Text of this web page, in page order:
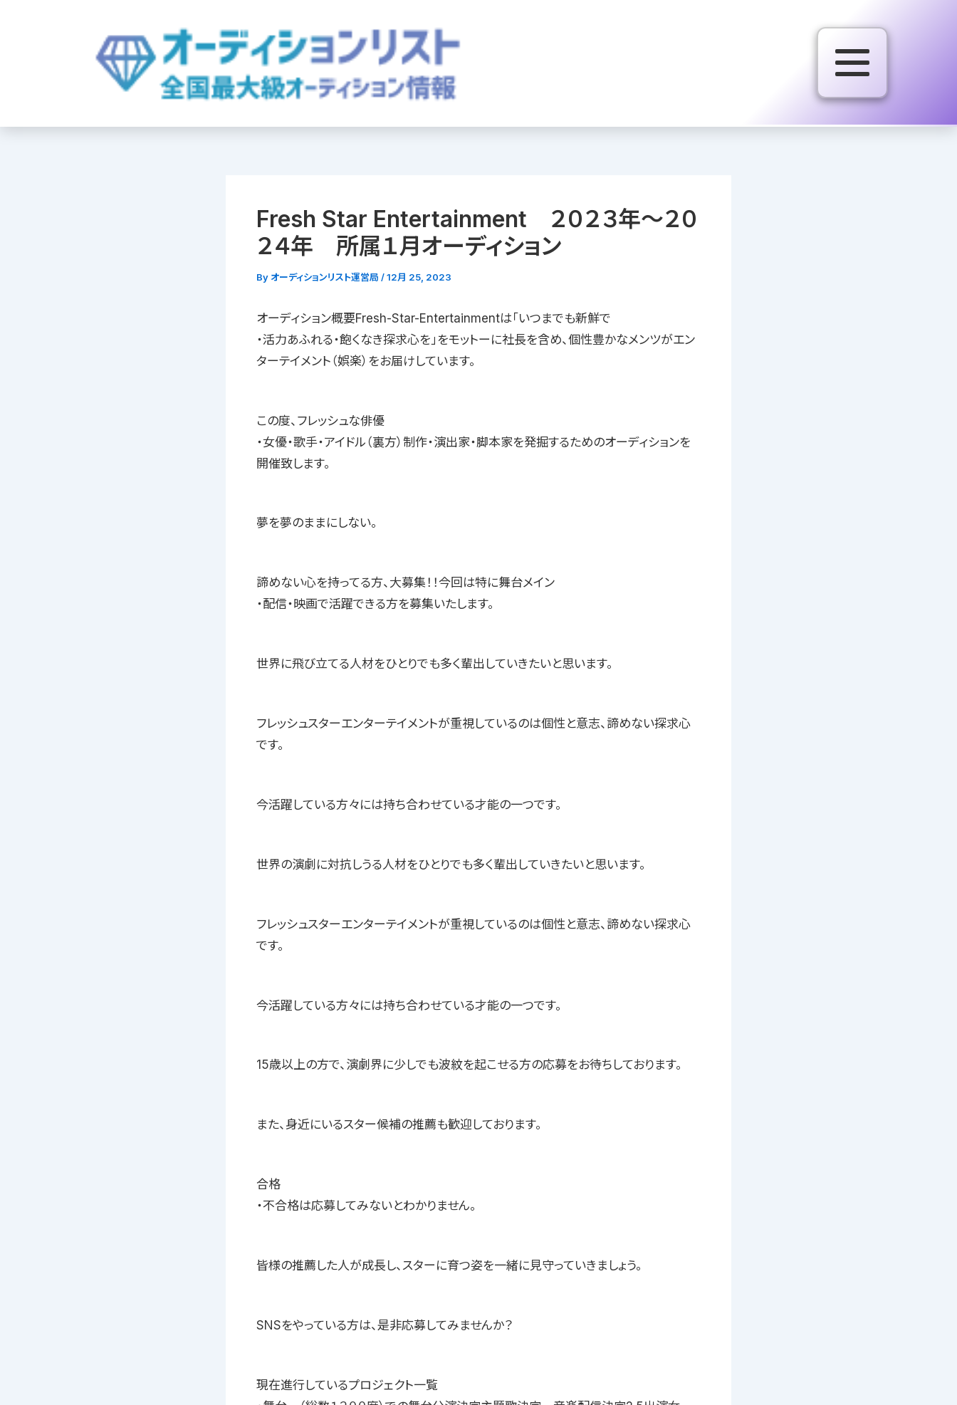
Fresh Star Entertainment ２０２３年〜２０
２４年 所属１月オーディション
By オーディションリスト運営局 /12月 25, 2023
オーディション概要Fresh-Star-Entertainmentは「いつまでも新鮮で
・活力あふれる・飽くなき探求心を」をモットーに社長を含め、個性豊かなメンツがエン
ターテイメント（娯楽）をお届けしています。
この度、フレッシュな俳優
・女優・歌手・アイドル（裏方）制作・演出家・脚本家を発掘するためのオーディションを
開催致します。
夢を夢のままにしない。
諦めない心を持ってる方、大募集！！今回は特に舞台メイン
・配信・映画で活躍できる方を募集いたします。
世界に飛び立てる人材をひとりでも多く輩出していきたいと思います。
フレッシュスターエンターテイメントが重視しているのは個性と意志、諦めない探求心
です。
今活躍している方々には持ち合わせている才能の一つです。
世界の演劇に対抗しうる人材をひとりでも多く輩出していきたいと思います。
フレッシュスターエンターテイメントが重視しているのは個性と意志、諦めない探求心
です。
今活躍している方々には持ち合わせている才能の一つです。
15歳以上の方で、演劇界に少しでも波紋を起こせる方の応募をお待ちしております。
また、身近にいるスター候補の推薦も歓迎しております。
合格
・不合格は応募してみないとわかりません。
皆様の推薦した人が成長し、スターに育つ姿を一緒に見守っていきましょう。
SNSをやっている方は、是非応募してみませんか？
現在進行しているプロジェクト一覧